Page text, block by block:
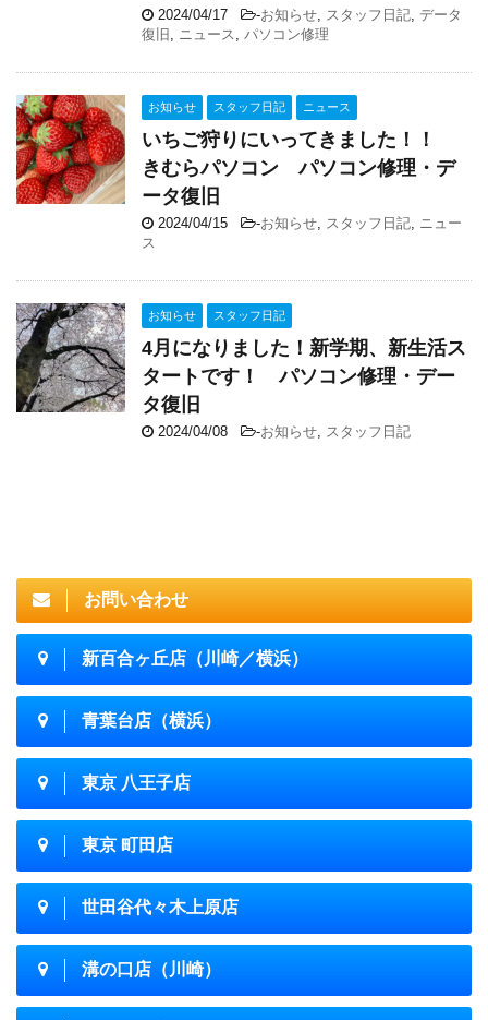
2024/04/17 -お知らせ スタッフ日記 データ
復旧
ニュース パソコン修理
お知らせ スタッフ日記 ニュース
いちご狩りにいってきました！！
きむらパソコン パソコン修理・デ
ータ復旧
2024/04/15 -お知らせ スタッフ日記
ニュー
ス
お知らせ スタッフ日記
4月になりました！新学期、新生活ス
タートです！ パソコン修理・デー
タ復旧
2024/04/08 -お知らせ スタッフ日記
お問い合わせ
新百合ヶ丘店（川崎／横浜）
青葉台店（横浜）
東京 八王子店
東京 町田店
世田谷代々木上原店
溝の口店（川崎）